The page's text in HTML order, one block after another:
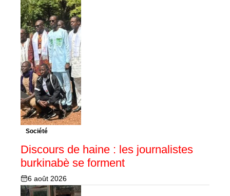
Société
Discours de haine : les journalistes
burkinabè se forment
6 août 2026